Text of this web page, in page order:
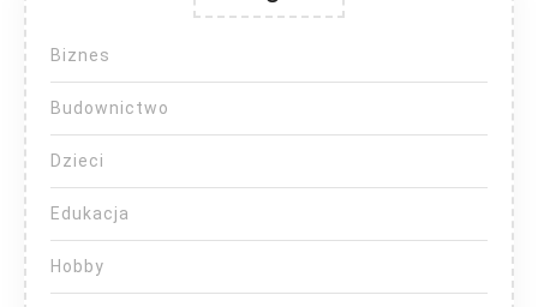
Biznes
Budownictwo
Dzieci
Edukacja
Hobby